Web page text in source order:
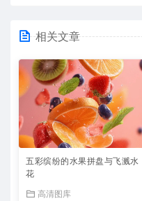
相关文章
五彩缤纷的水果拼盘与飞溅水
花
高清图库